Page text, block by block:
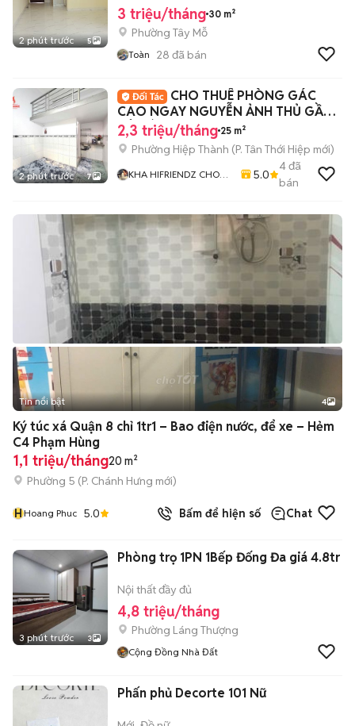
2 phút trước 5
3 triệu/tháng 30 m²
Phường Tây Mỗ
Toàn 28 đã bán
2 phút trước 7
CHO THUÊ PHÒNG GÁC
CAO NGAY NGUYỄN ẢNH THỦ GẦN
TÔ KÝ
2,3 triệu/tháng 25 m²
Phường Hiệp Thành (P. Tân Thới Hiệp mới)
KHA HIFRIENDZ CHO
- TÂN BÌNH
5.0
4đã
bán
Tin nổi bật 4
Ký túc xá Quận 8 chỉ 1tr1 – Bao điện nước, để xe – Hẻm
C4 Phạm Hùng
1,1 triệu/tháng20 m²
Phường 5 (P. Chánh Hưng mới)
HHoang Phuc 5.0 Bấm để hiện số Chat
3 phút trước 3
Phòng trọ 1PN 1Bếp Đống Đa giá 4.8tr
Nội thất đầy đủ
4,8 triệu/tháng
Phường Láng Thượng
Cộng Đồng Nhà Đất
Phấn phủ Decorte 101 Nữ